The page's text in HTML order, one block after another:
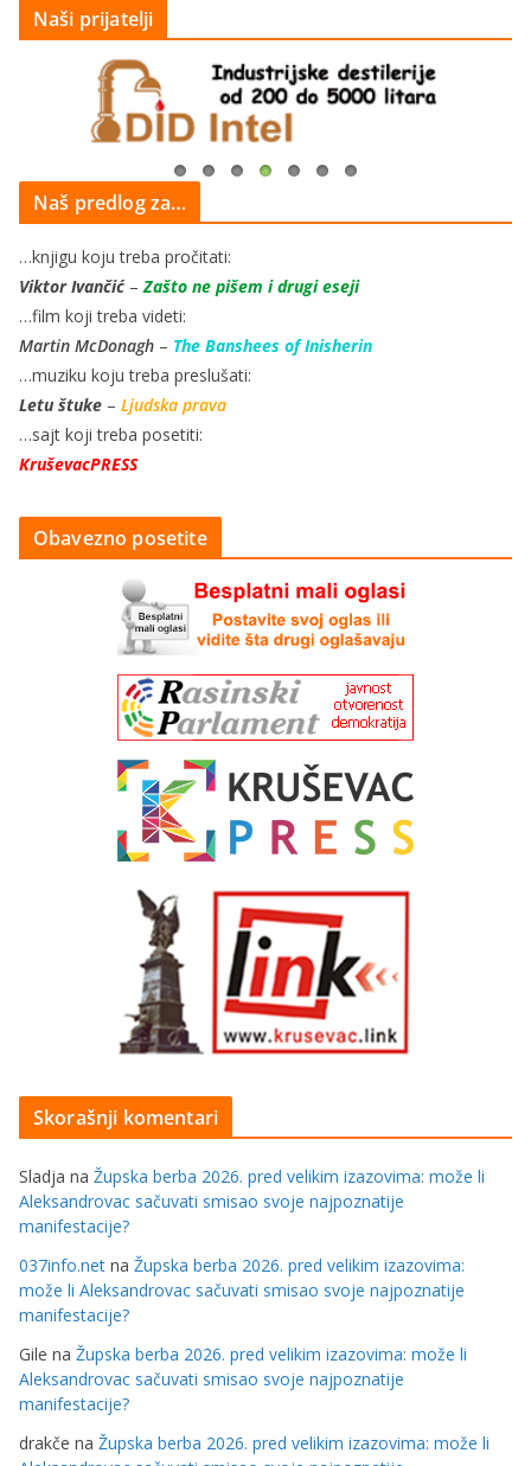
Naši prijatelji
Naš predlog za…
…knjigu koju treba pročitati:
Viktor Ivančić–Zašto ne pišem i drugi eseji
…film koji treba videti:
Martin McDonagh – The Banshees of Inisherin
…muziku koju treba preslušati:
Letu štuke – Ljudska prava
…sajt koji treba posetiti:
KruševacPRESS
Obavezno posetite
Skorašnji komentari
Sladja na Župska berba 2026. pred velikim izazovima: može li
Aleksandrovac sačuvati smisao svoje najpoznatije
manifestacije?
037info.net na Župska berba 2026. pred velikim izazovima:
može li Aleksandrovac sačuvati smisao svoje najpoznatije
manifestacije?
Gile na Župska berba 2026. pred velikim izazovima: može li
Aleksandrovac sačuvati smisao svoje najpoznatije
manifestacije?
drakče na Župska berba 2026. pred velikim izazovima: može li